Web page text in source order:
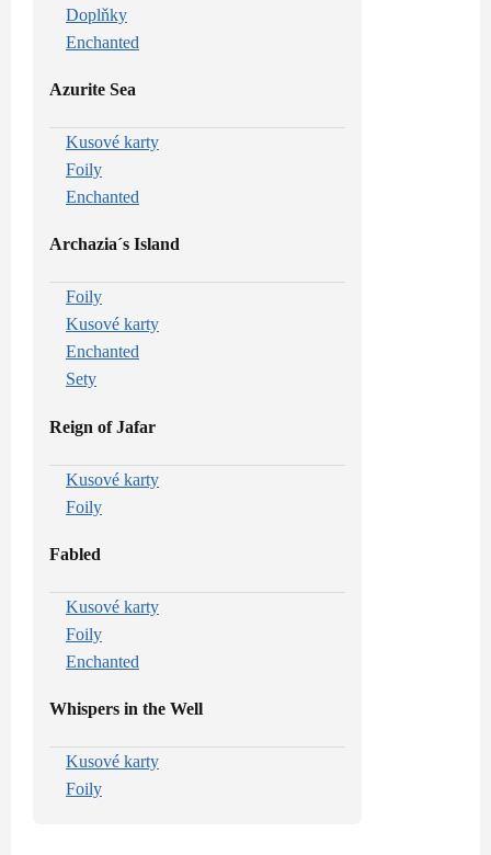
Doplňky
Enchanted
Azurite Sea
Kusové karty
Foily
Enchanted
Archazia´s Island
Foily
Kusové karty
Enchanted
Sety
Reign of Jafar
Kusové karty
Foily
Fabled
Kusové karty
Foily
Enchanted
Whispers in the Well
Kusové karty
Foily